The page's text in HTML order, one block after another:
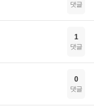
댓글
1
댓글
0
댓글